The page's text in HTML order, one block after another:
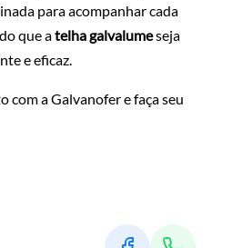
para acompanhar cada
que atelha galvalumeseja
e eficaz.
com a Galvanofer e faça seu